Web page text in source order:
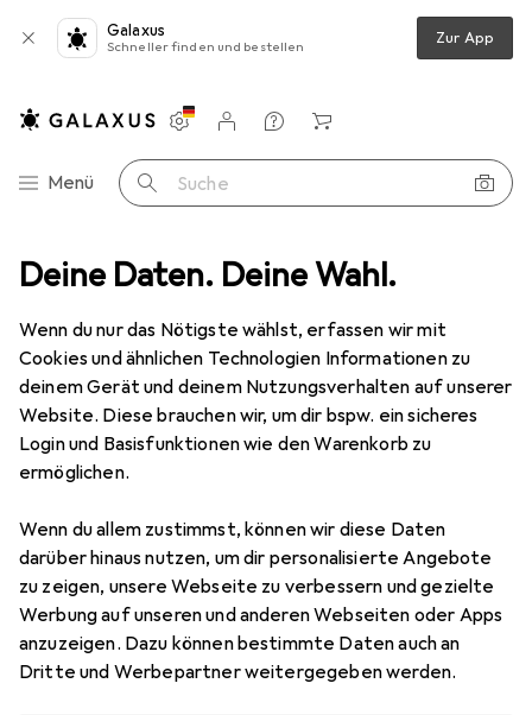
Deine Daten. Deine Wahl.
Wenn du nur das Nötigste wählst, erfassen wir mit
Cookies und ähnlichen Technologien Informationen zu
deinem Gerät und deinem Nutzungsverhalten auf unserer
Website. Diese brauchen wir, um dir bspw. ein sicheres
Login und Basisfunktionen wie den Warenkorb zu
ermöglichen.
Wenn du allem zustimmst, können wir diese Daten
darüber hinaus nutzen, um dir personalisierte Angebote
zu zeigen, unsere Webseite zu verbessern und gezielte
Werbung auf unseren und anderen Webseiten oder Apps
anzuzeigen. Dazu können bestimmte Daten auch an
Dritte und Werbepartner weitergegeben werden.
Galaxus
Schneller finden und bestellen Zur App
Navigation nach Kategorien
Menü Suche
Einstellungen
Kundenkonto
Vergleichslisten
Merklisten
Warenkorb
Konverter macht aus einer 2,5Z 6,35cm eine 3,5Z 8,89cm Fest...
8 Bilder
Icy Dock6,35cm 2,5Zoll HDD-
Konverter SATA HDD Konverter
macht aus einer 2,5Z 6,35cm eine 3,5Z
8,89cm Fest...
Preis in EUR inkl. MwSt.
EUR
27,71
Schneller lieferbar